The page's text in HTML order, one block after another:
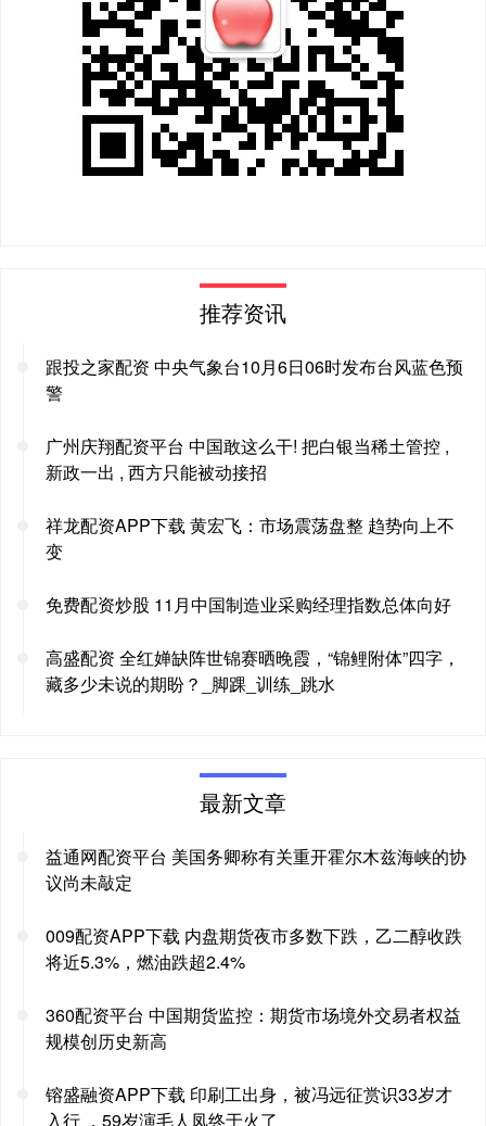
推荐资讯
跟投之家配资 中央气象台10月6日06时发布台风蓝色预
警
广州庆翔配资平台 中国敢这么干! 把白银当稀土管控 ,
新政一出 , 西方只能被动接招
祥龙配资APP下载 黄宏飞：市场震荡盘整 趋势向上不
变
免费配资炒股 11月中国制造业采购经理指数总体向好
高盛配资 全红婵缺阵世锦赛晒晚霞，“锦鲤附体”四字，
藏多少未说的期盼？_脚踝_训练_跳水
最新文章
益通网配资平台 美国务卿称有关重开霍尔木兹海峡的协
议尚未敲定
009配资APP下载 内盘期货夜市多数下跌，乙二醇收跌
将近5.3%，燃油跌超2.4%
360配资平台 中国期货监控：期货市场境外交易者权益
规模创历史新高
镕盛融资APP下载 印刷工出身，被冯远征赏识33岁才
入行 ，59岁演毛人凤终于火了